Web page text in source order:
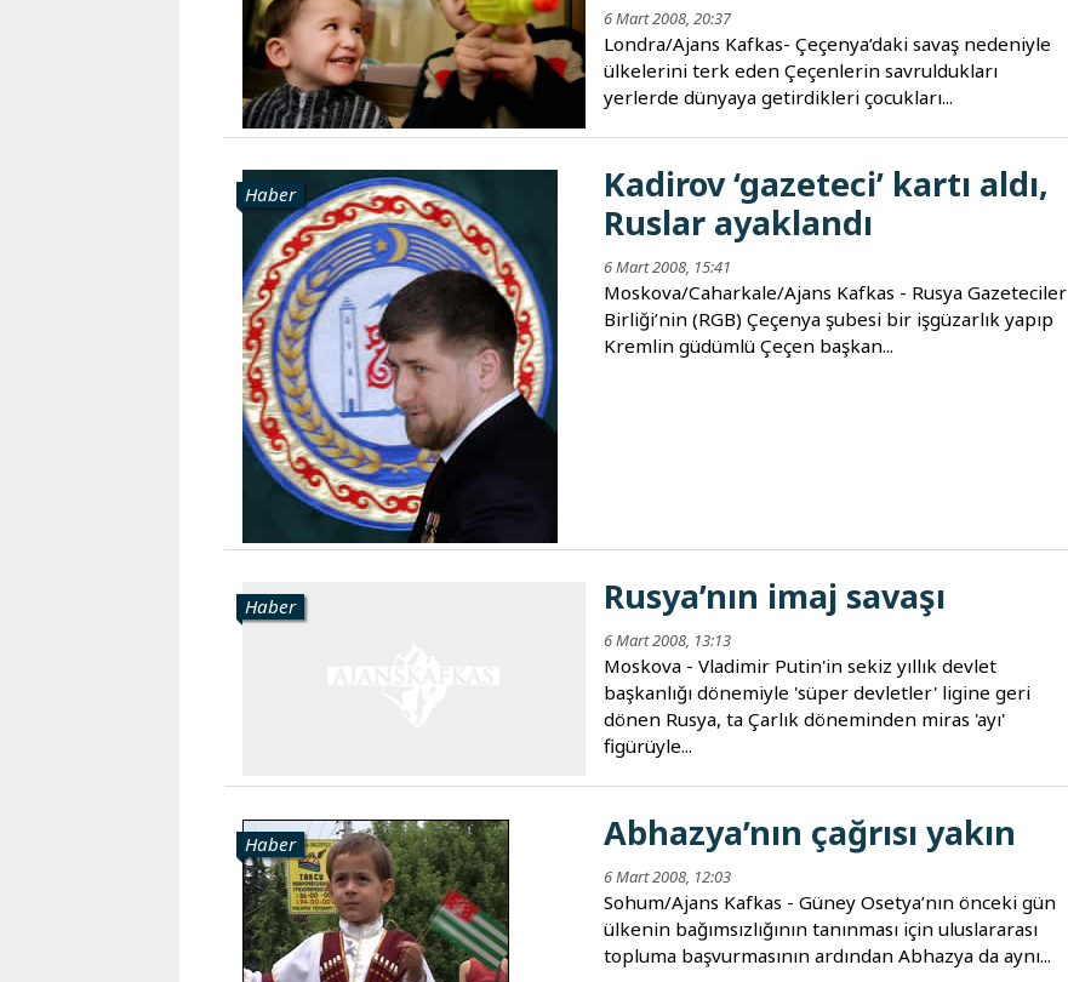
Karaçay-
Çerkes
Krasnodar
Kray
Kuzey
Osetya
Stavropol
Kray
6 Mart 2008, 20:37
Londra/Ajans Kafkas- Çeçenya’daki savaş nedeniyle
ülkelerini terk eden Çeçenlerin savruldukları
yerlerde dünyaya getirdikleri çocukları...
Haber
Kadirov ‘gazeteci’ kartı aldı,
Ruslar ayaklandı
6 Mart 2008, 15:41
Moskova/Caharkale/Ajans Kafkas - Rusya Gazeteciler
Birliği’nin (RGB) Çeçenya şubesi bir işgüzarlık yapıp
Kremlin güdümlü Çeçen başkan...
Haber Rusya’nın imaj savaşı
6 Mart 2008, 13:13
Moskova - Vladimir Putin'in sekiz yıllık devlet
başkanlığı dönemiyle 'süper devletler' ligine geri
dönen Rusya, ta Çarlık döneminden miras 'ayı'
figürüyle...
Haber Abhazya’nın çağrısı yakın
6 Mart 2008, 12:03
Sohum/Ajans Kafkas - Güney Osetya’nın önceki gün
ülkenin bağımsızlığının tanınması için uluslararası
topluma başvurmasının ardından Abhazya da aynı...